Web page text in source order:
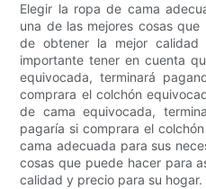
Elegir la ropa de cama
una de las mejores cosas
de obtener la mejor
importante tener en cuenta
equivocada, terminará
comprara el colchón
de cama equivocada,
pagaría si comprara el
cama adecuada para sus
cosas que puede hacer para
calidad y precio para su hogar.